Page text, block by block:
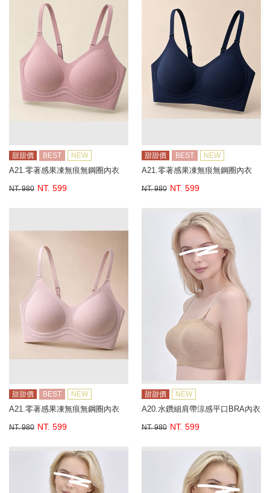
甜甜價 BEST NEW
A21.零著感果凍無痕無鋼圈內衣
NT. 980 NT. 599
甜甜價 BEST NEW
A21.零著感果凍無痕無鋼圈內衣
NT. 980 NT. 599
甜甜價 BEST NEW
A21.零著感果凍無痕無鋼圈內衣
NT. 980 NT. 599
甜甜價 NEW
A20.水鑽細肩帶涼感平口BRA內衣
NT. 980 NT. 599